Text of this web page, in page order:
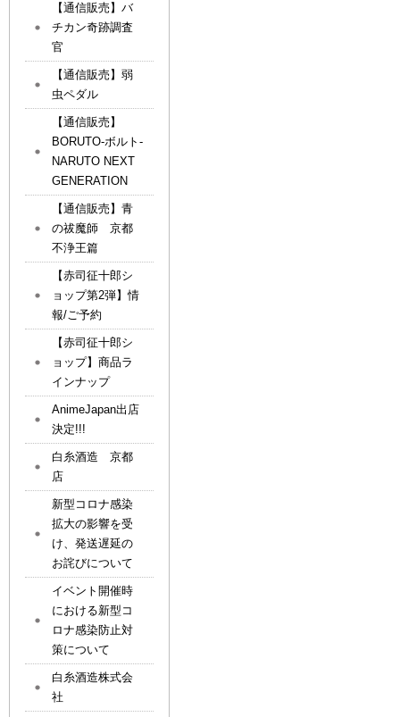
【通信販売】バ
チカン奇跡調査
官
【通信販売】弱
虫ペダル
【通信販売】
BORUTO-ボルト-
NARUTO NEXT
GENERATION
【通信販売】青
の祓魔師 京都
不浄王篇
【赤司征十郎シ
ョップ第2弾】情
報/ご予約
【赤司征十郎シ
ョップ】商品ラ
インナップ
AnimeJapan出店
決定!!!
白糸酒造 京都
店
新型コロナ感染
拡大の影響を受
け、発送遅延の
お詫びについて
イベント開催時
における新型コ
ロナ感染防止対
策について
白糸酒造株式会
社